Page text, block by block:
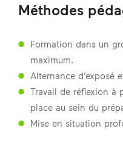
Méthodes
Formation dans un
maximum.
Alternance d’exposé
Travail de réflexion à
place au sein du
Mise en situation